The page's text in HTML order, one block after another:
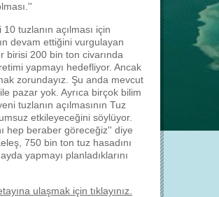
tuzlanın açılması için
devam ettiğini vurgulayan
birisi 200 bin ton civarında
yapmayı hedefliyor. Ancak
zorundayız. Şu anda mevcut
pazar yok. Ayrıca birçok bilim
tuzlanın açılmasının Tuz
etkileyeceğini söylüyor.
hep beraber göreceğiz'' diye
750 bin ton tuz hasadını
yapmayı planladıklarını
ulaşmak için tıklayınız.